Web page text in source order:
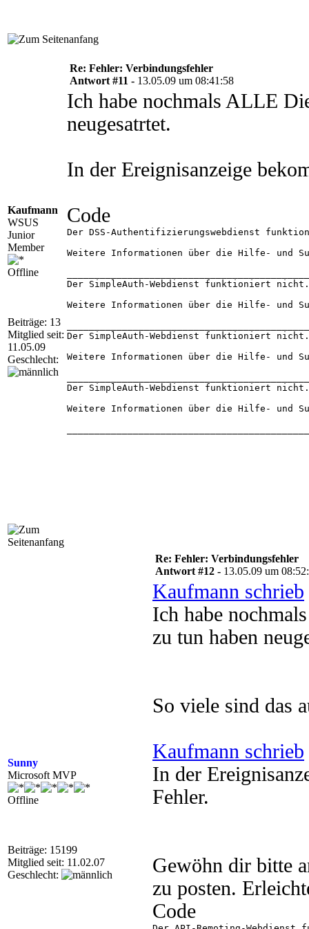
Kaufmann
WSUS
Junior
Member
Offline
Beiträge: 13
Mitglied seit:
11.05.09
Geschlecht:
Re: Fehler: Verbindungsfehler
Antwort #11 - 13.05.09 um 08:41:58
Ich habe nochmals ALLE
neugesatrtet.
In der Ereignisanzeige
Code
Der DSS-Authentifizierungswebdienst
Weitere Informationen über die Hilfe- und
Der SimpleAuth-Webdienst funktioniert nicht.
Weitere Informationen über die Hilfe- und
Der SimpleAuth-Webdienst funktioniert nicht.
Weitere Informationen über die Hilfe- und
Der SimpleAuth-Webdienst funktioniert nicht.
Weitere Informationen über die Hilfe- und
Sunny
Microsoft MVP
Offline
Beiträge: 15199
Mitglied seit: 11.02.07
Geschlecht:
Re: Fehler: Verbindungsfehler
Antwort #12 - 13.05.09 um
Kaufmann schrieb
Ich habe
zu tun haben
So viele sind das
Kaufmann schrieb
In der
Fehler.
Gewöhn dir bitte
zu posten.
Code